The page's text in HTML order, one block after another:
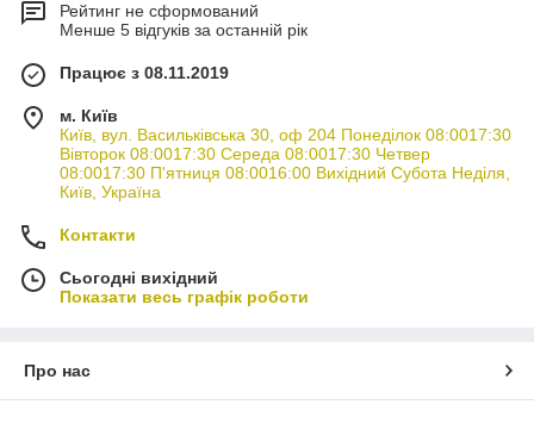
Рейтинг не сформований
Менше 5 відгуків за останній рік
Працює з 08.11.2019
м. Київ
Київ, вул. Васильківська 30, оф 204 Понеділок 08:0017:30
Вівторок 08:0017:30 Середа 08:0017:30 Четвер
08:0017:30 П'ятниця 08:0016:00 Вихідний Субота Неділя,
Київ, Україна
Контакти
Сьогодні вихідний
Показати весь графік роботи
Про нас